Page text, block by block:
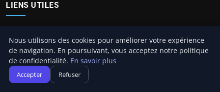
LIENS UTILES
© 2026 Avocat Cybersecurité. Tous droits réservés.
Nous utilisons des cookies pour améliorer votre expérience
de navigation. En poursuivant, vous acceptez notre politique
de confidentialité. En savoir plus
Accepter Refuser